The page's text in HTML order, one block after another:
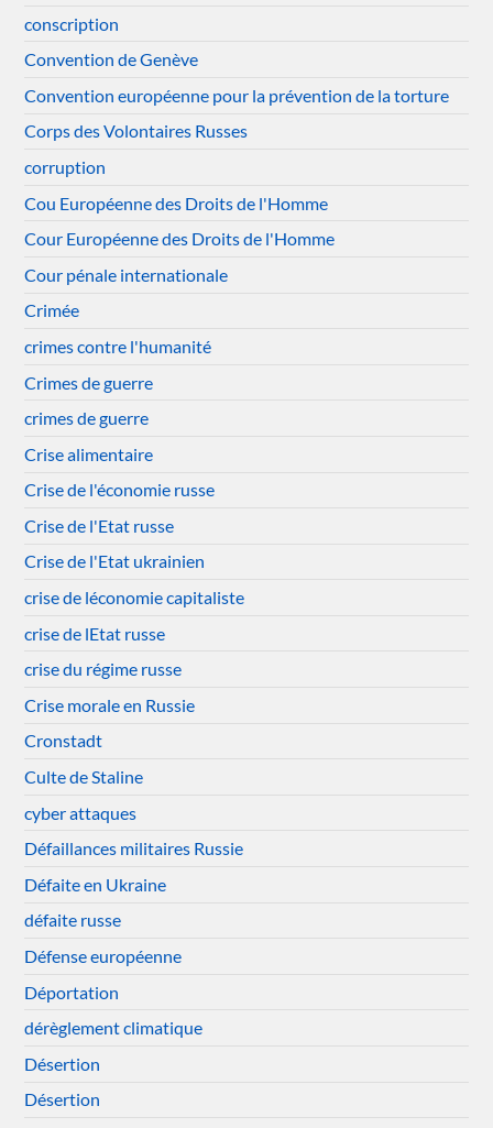
conscription
Convention de Genève
Convention européenne pour la prévention de la torture
Corps des Volontaires Russes
corruption
Cou Européenne des Droits de l'Homme
Cour Européenne des Droits de l'Homme
Cour pénale internationale
Crimée
crimes contre l'humanité
Crimes de guerre
crimes de guerre
Crise alimentaire
Crise de l'économie russe
Crise de l'Etat russe
Crise de l'Etat ukrainien
crise de léconomie capitaliste
crise de lEtat russe
crise du régime russe
Crise morale en Russie
Cronstadt
Culte de Staline
cyber attaques
Défaillances militaires Russie
Défaite en Ukraine
défaite russe
Défense européenne
Déportation
dérèglement climatique
Désertion
Désertion